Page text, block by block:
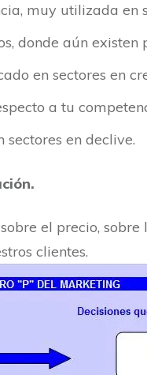
muy utilizada en
donde aún
en sectores en
a tu
en declive.
el precio,
clientes.